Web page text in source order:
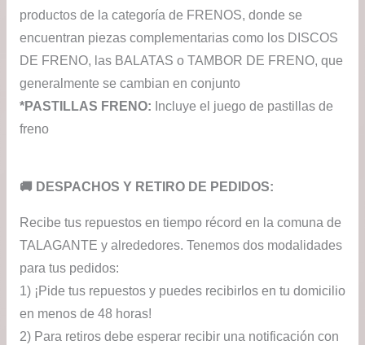
productos de la categoría de FRENOS, donde se
encuentran piezas complementarias como los DISCOS
DE FRENO, las BALATAS o TAMBOR DE FRENO, que
generalmente se cambian en conjunto
*PASTILLAS FRENO: Incluye el juego de pastillas de
freno
​🚚​ DESPACHOS Y RETIRO DE PEDIDOS:
Recibe tus repuestos en tiempo récord en la comuna de
TALAGANTE y alrededores. Tenemos dos modalidades
para tus pedidos:
1) ¡Pide tus repuestos y puedes recibirlos en tu domicilio
en menos de 48 horas!
2) Para retiros debe esperar recibir una notificación con